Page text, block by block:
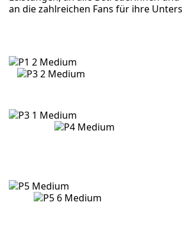
an die zahlreichen Fans für ihre